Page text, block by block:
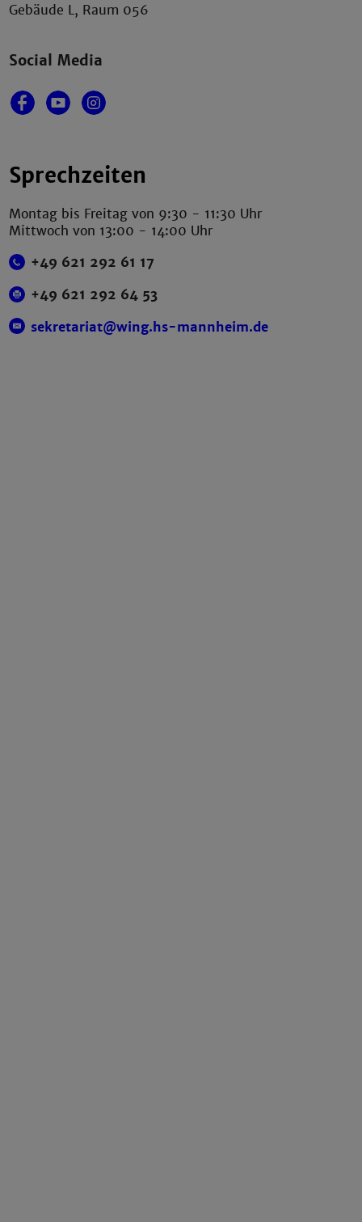
Gebäude L, Raum 056
Social Media
Sprechzeiten
Montag bis Freitag von 9:30 - 11:30 Uhr
Mittwoch von 13:00 - 14:00 Uhr
+49 621 292 61 17
+49 621 292 64 53
sekretariat@wing.hs-mannheim.de